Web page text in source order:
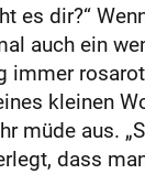
es dir?“
auch ein
immer
kleinen
müde aus.
dass